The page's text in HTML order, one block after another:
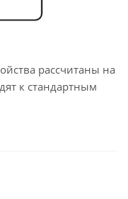
рассчитаны на
к стандартным